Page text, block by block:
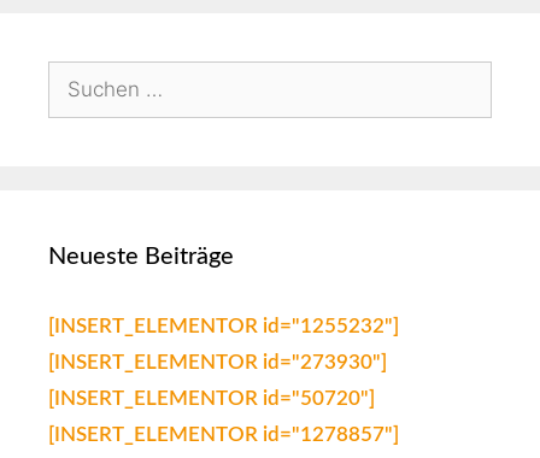
Neueste Beiträge
[INSERT_ELEMENTOR id="1255232"]
[INSERT_ELEMENTOR id="273930"]
[INSERT_ELEMENTOR id="50720"]
[INSERT_ELEMENTOR id="1278857"]